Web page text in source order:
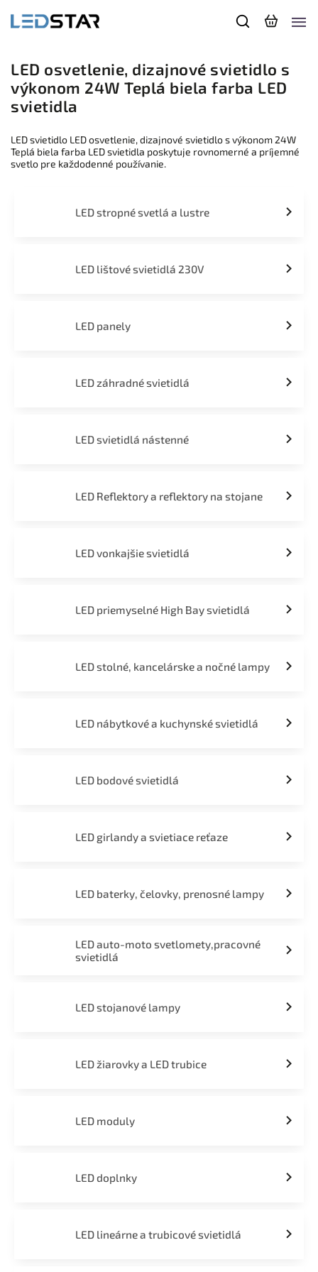
LED osvetlenie, dizajnové svietidlo s
výkonom 24W Teplá biela farba LED
svietidla
LED svietidlo LED osvetlenie, dizajnové svietidlo s výkonom 24W
Teplá biela farba LED svietidla poskytuje rovnomerné a príjemné
svetlo pre každodenné používanie.
LED stropné svetlá a lustre
LED lištové svietidlá 230V
LED panely
LED záhradné svietidlá
LED svietidlá nástenné
LED Reflektory a reflektory na stojane
LED vonkajšie svietidlá
LED priemyselné High Bay svietidlá
LED stolné, kancelárske a nočné lampy
LED nábytkové a kuchynské svietidlá
LED bodové svietidlá
LED girlandy a svietiace reťaze
LED baterky, čelovky, prenosné lampy
LED auto-moto svetlomety,pracovné
svietidlá
LED stojanové lampy
LED žiarovky a LED trubice
LED moduly
LED doplnky
LED lineárne a trubicové svietidlá